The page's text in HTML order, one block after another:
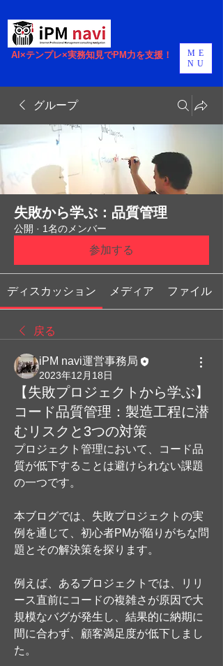
AI×テンプレ×実務知見でPM力を支援！
ME
NU
グループ
失敗から学ぶ：品質管理
公開 · 1名のメンバー
参加する
ディスカッション メディア ファイル
戻る
iPM navi運営事務局
2023年12月18日
【失敗プロジェクトから学ぶ】
コード品質管理：製造工程に潜
むリスクと3つの対策
プロジェクト管理において、コード品
質が低下することは避けられない課題
の一つです。
本ブログでは、失敗プロジェクトの実
例を通じて、初心者PMが陥りがちな問
題とその解決策を探ります。
例えば、あるプロジェクトでは、リリ
ース直前にコードの複雑さが原因で大
規模なバグが発生し、結果的に納期に
間に合わず、顧客満足度が低下しまし
た。